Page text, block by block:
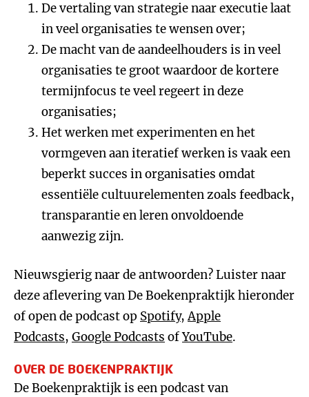
De vertaling van strategie naar executie laat
in veel organisaties te wensen over;
De macht van de aandeelhouders is in veel
organisaties te groot waardoor de kortere
termijnfocus te veel regeert in deze
organisaties;
Het werken met experimenten en het
vormgeven aan iteratief werken is vaak een
beperkt succes in organisaties omdat
essentiële cultuurelementen zoals feedback,
transparantie en leren onvoldoende
aanwezig zijn.
Nieuwsgierig naar de antwoorden? Luister naar
deze aflevering van De Boekenpraktijk hieronder
of open de podcast op Spotify,Apple
Podcasts, Google Podcasts ofYouTube.
OVER DE BOEKENPRAKTIJK
De Boekenpraktijk is een podcast van